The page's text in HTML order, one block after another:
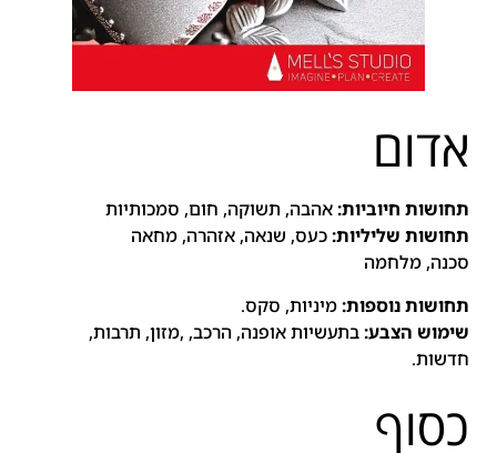
אדום
תחושות חיוביות:אהבה, תשוקה, חום, סמכותיות
תחושות שליליות:כעס, שנאה, אזהרה, מחאה
סכנה, מלחמה
תחושות נוספות:מיניות, סקס.
שימוש הצבע:בתעשיות אופנה, הרכב, ,מזון, תרבות,
חדשות.
כסוף